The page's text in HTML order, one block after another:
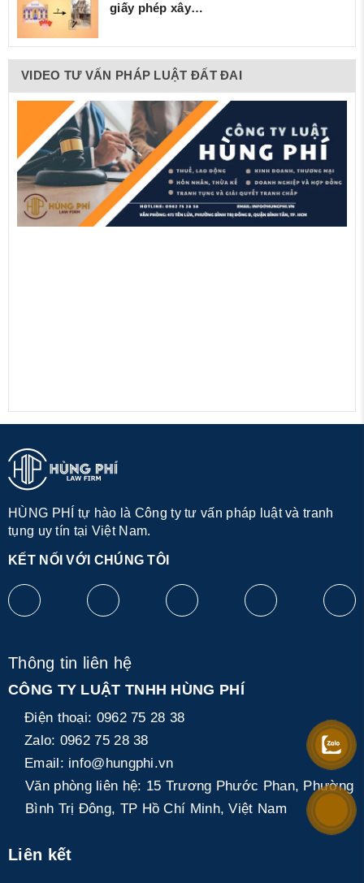
giấy phép xây…
VIDEO TƯ VẤN PHÁP LUẬT ĐẤT ĐAI
HÙNG PHÍ tự hào là Công ty tư vấn pháp luật và tranh
tụng uy tín tại Việt Nam.
KẾT NỐI VỚI CHÚNG TÔI
Thông tin liên hệ
CÔNG TY LUẬT TNHH HÙNG PHÍ
Điện thoại: 0962 75 28 38
Zalo: 0962 75 28 38
Email: info@hungphi.vn
Văn phòng liên hệ: 15 Trương Phước Phan, Phường
Bình Trị Đông, TP Hồ Chí Minh, Việt Nam
Liên kết